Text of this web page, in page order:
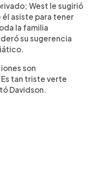
West le sugirió
asiste para tener
la familia
su sugerencia
son
tan triste verte
Davidson.